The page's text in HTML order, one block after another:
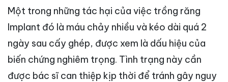
Một trong những tác hại của việc trồng răng
Implant đó là máu chảy nhiều và kéo dài quá 2
ngày sau cấy ghép, được xem là dấu hiệu của
biến chứng nghiêm trọng. Tình trạng này cần
được bác sĩ can thiệp kịp thời để tránh gây nguy